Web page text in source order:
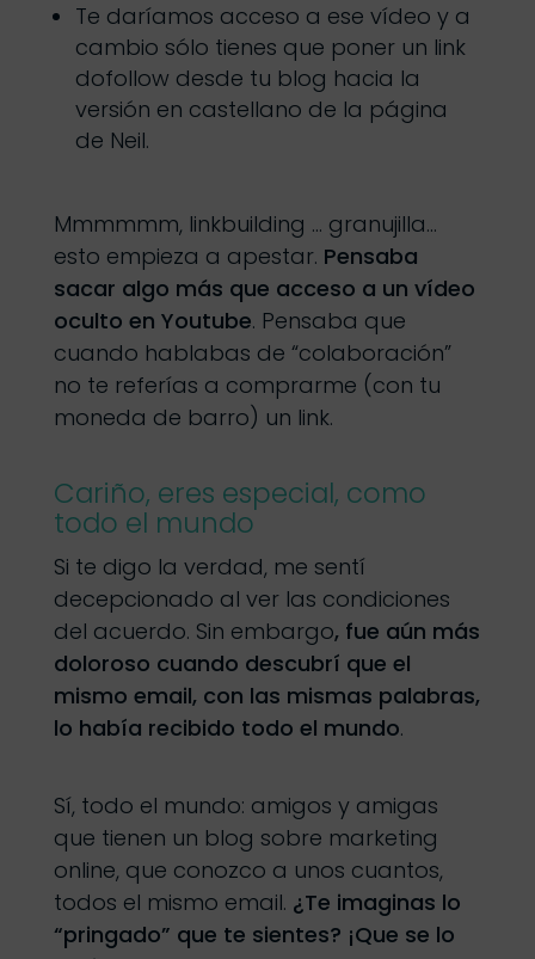
Te daríamos acceso a ese vídeo y a
cambio sólo tienes que poner un link
dofollow desde tu blog hacia la
versión en castellano de la página
de Neil.
Mmmmmm, linkbuilding … granujilla…
esto empieza a apestar. Pensaba
sacar algo más que acceso a un vídeo
oculto en Youtube. Pensaba que
cuando hablabas de “colaboración”
no te referías a comprarme (con tu
moneda de barro) un link.
Cariño, eres especial, como
todo el mundo
Si te digo la verdad, me sentí
decepcionado al ver las condiciones
del acuerdo. Sin embargo, fue aún más
doloroso cuando descubrí que el
mismo email, con las mismas palabras,
lo había recibido todo el mundo.
Sí, todo el mundo: amigos y amigas
que tienen un blog sobre marketing
online, que conozco a unos cuantos,
todos el mismo email. ¿Te imaginas lo
“pringado” que te sientes? ¡Que se lo